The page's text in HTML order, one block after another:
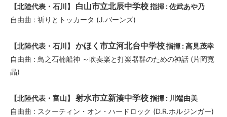
【北陸代表・石川】 白山市立北辰中学校指揮 : 佐武あや乃
自由曲 : 祈りとトッカータ (J.バーンズ)
【北陸代表・石川】 かほく市立河北台中学校指揮 : 高見茂幸
自由曲 : 鳥之石楠船神 ～吹奏楽と打楽器群のための神話 (片岡寛
晶)
【北陸代表・富山】 射水市立新湊中学校指揮 : 川端由美
自由曲 : スクーティン・オン・ハードロック (D.R.ホルジンガー)